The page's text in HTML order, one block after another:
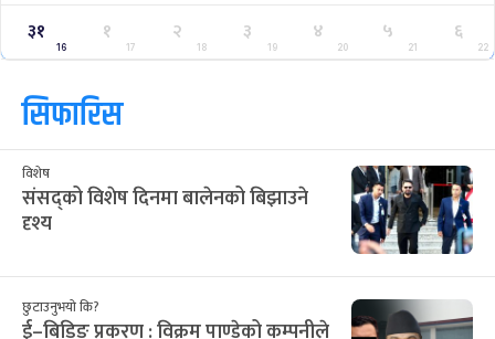
३१
16
१
17
२
18
३
19
४
20
५
21
६
22
सिफारिस
विशेष
संसद्को विशेष दिनमा बालेनको बिझाउने
दृश्य
छुटाउनुभयो कि?
ई–बिडिङ प्रकरण : विक्रम पाण्डेको कम्पनीले